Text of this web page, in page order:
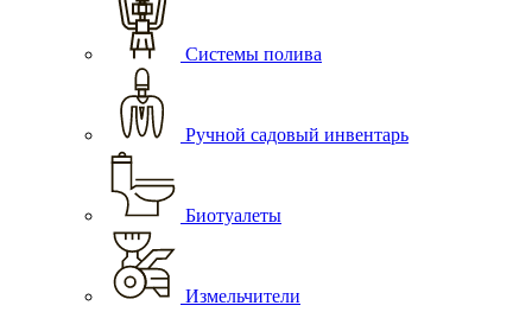
Системы полива
Ручной садовый инвентарь
Биотуалеты
Измельчители